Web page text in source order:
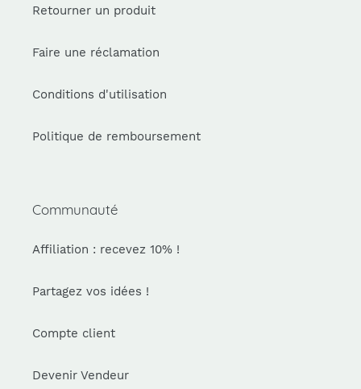
Retourner un produit
Faire une réclamation
Conditions d'utilisation
Politique de remboursement
Communauté
Affiliation : recevez 10% !
Partagez vos idées !
Compte client
Devenir Vendeur